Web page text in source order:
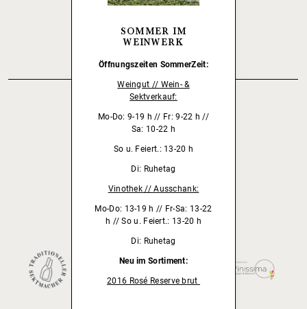
SOMMER IM
WEINWERK
Öffnungszeiten SommerZeit:
Weingut // Wein- &
Sektverkauf:
Mo-Do: 9-19 h // Fr: 9-22 h //
Sa: 10-22 h
So u. Feiert.: 13-20 h
Di: Ruhetag
Vinothek // Ausschank:
Mo-Do: 13-19 h // Fr-Sa: 13-22
h // So u. Feiert.: 13-20 h
Di: Ruhetag
Neu im Sortiment:
2016 Rosé Reserve brut
ZURÜCK
Unser Weingut wird empfohlen von:
Mitgliedschaft/lizensiert durch: